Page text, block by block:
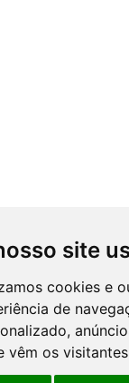
site
cookies e
de
vêm os
CONDIÇÕES DE
GERIR COOKIES